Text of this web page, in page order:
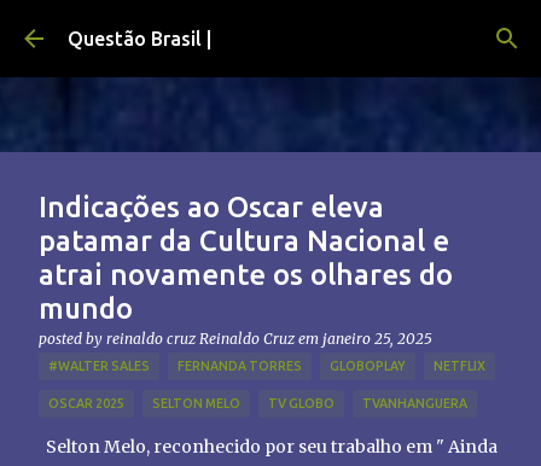
Pular para o conteúdo principal
Questão Brasil |
Indicações ao Oscar eleva
patamar da Cultura Nacional e
atrai novamente os olhares do
mundo
posted by reinaldo cruz Reinaldo Cruz em janeiro 25, 2025
#WALTER SALES FERNANDA TORRES GLOBOPLAY NETFLIX
OSCAR 2025 SELTON MELO TV GLOBO TVANHANGUERA
Selton Melo, reconhecido por seu trabalho em " Ainda